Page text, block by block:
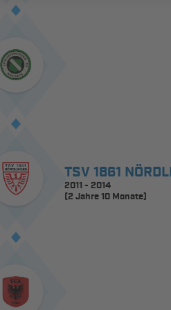
TSV 1861
2011 - 2014
(2 Jahre 10 Monate)